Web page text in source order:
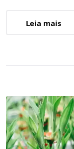
Leia mais